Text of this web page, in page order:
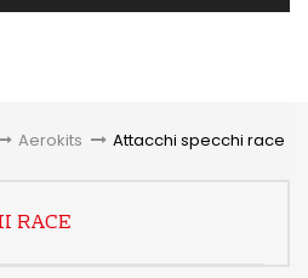
Aerokits > Attacchi specchi race
RACE